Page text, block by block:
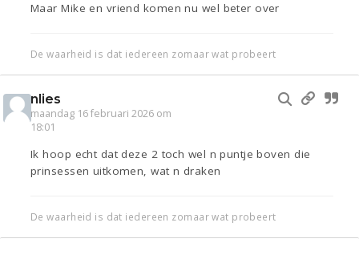
Maar Mike en vriend komen nu wel beter over
De waarheid is dat iedereen zomaar wat probeert
nlies
maandag 16 februari 2026 om
18:01
Ik hoop echt dat deze 2 toch wel n puntje boven die
prinsessen uitkomen, wat n draken
De waarheid is dat iedereen zomaar wat probeert